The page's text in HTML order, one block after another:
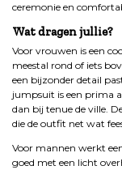
ceremonie en
Wat dragen jullie?
Voor vrouwen is een
meestal rond of iets
een bijzonder detail
jumpsuit is een prima
dan bij tenue de ville.
die de outfit net wat
Voor mannen werkt
goed met een licht